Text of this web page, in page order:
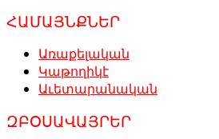
ՀԱՄԱՅՆՔՆԵՐ
Առաքելական
Կաթողիկէ
Աւետարանական
ԶԲՕՍԱՎԱՅՐԵՐ